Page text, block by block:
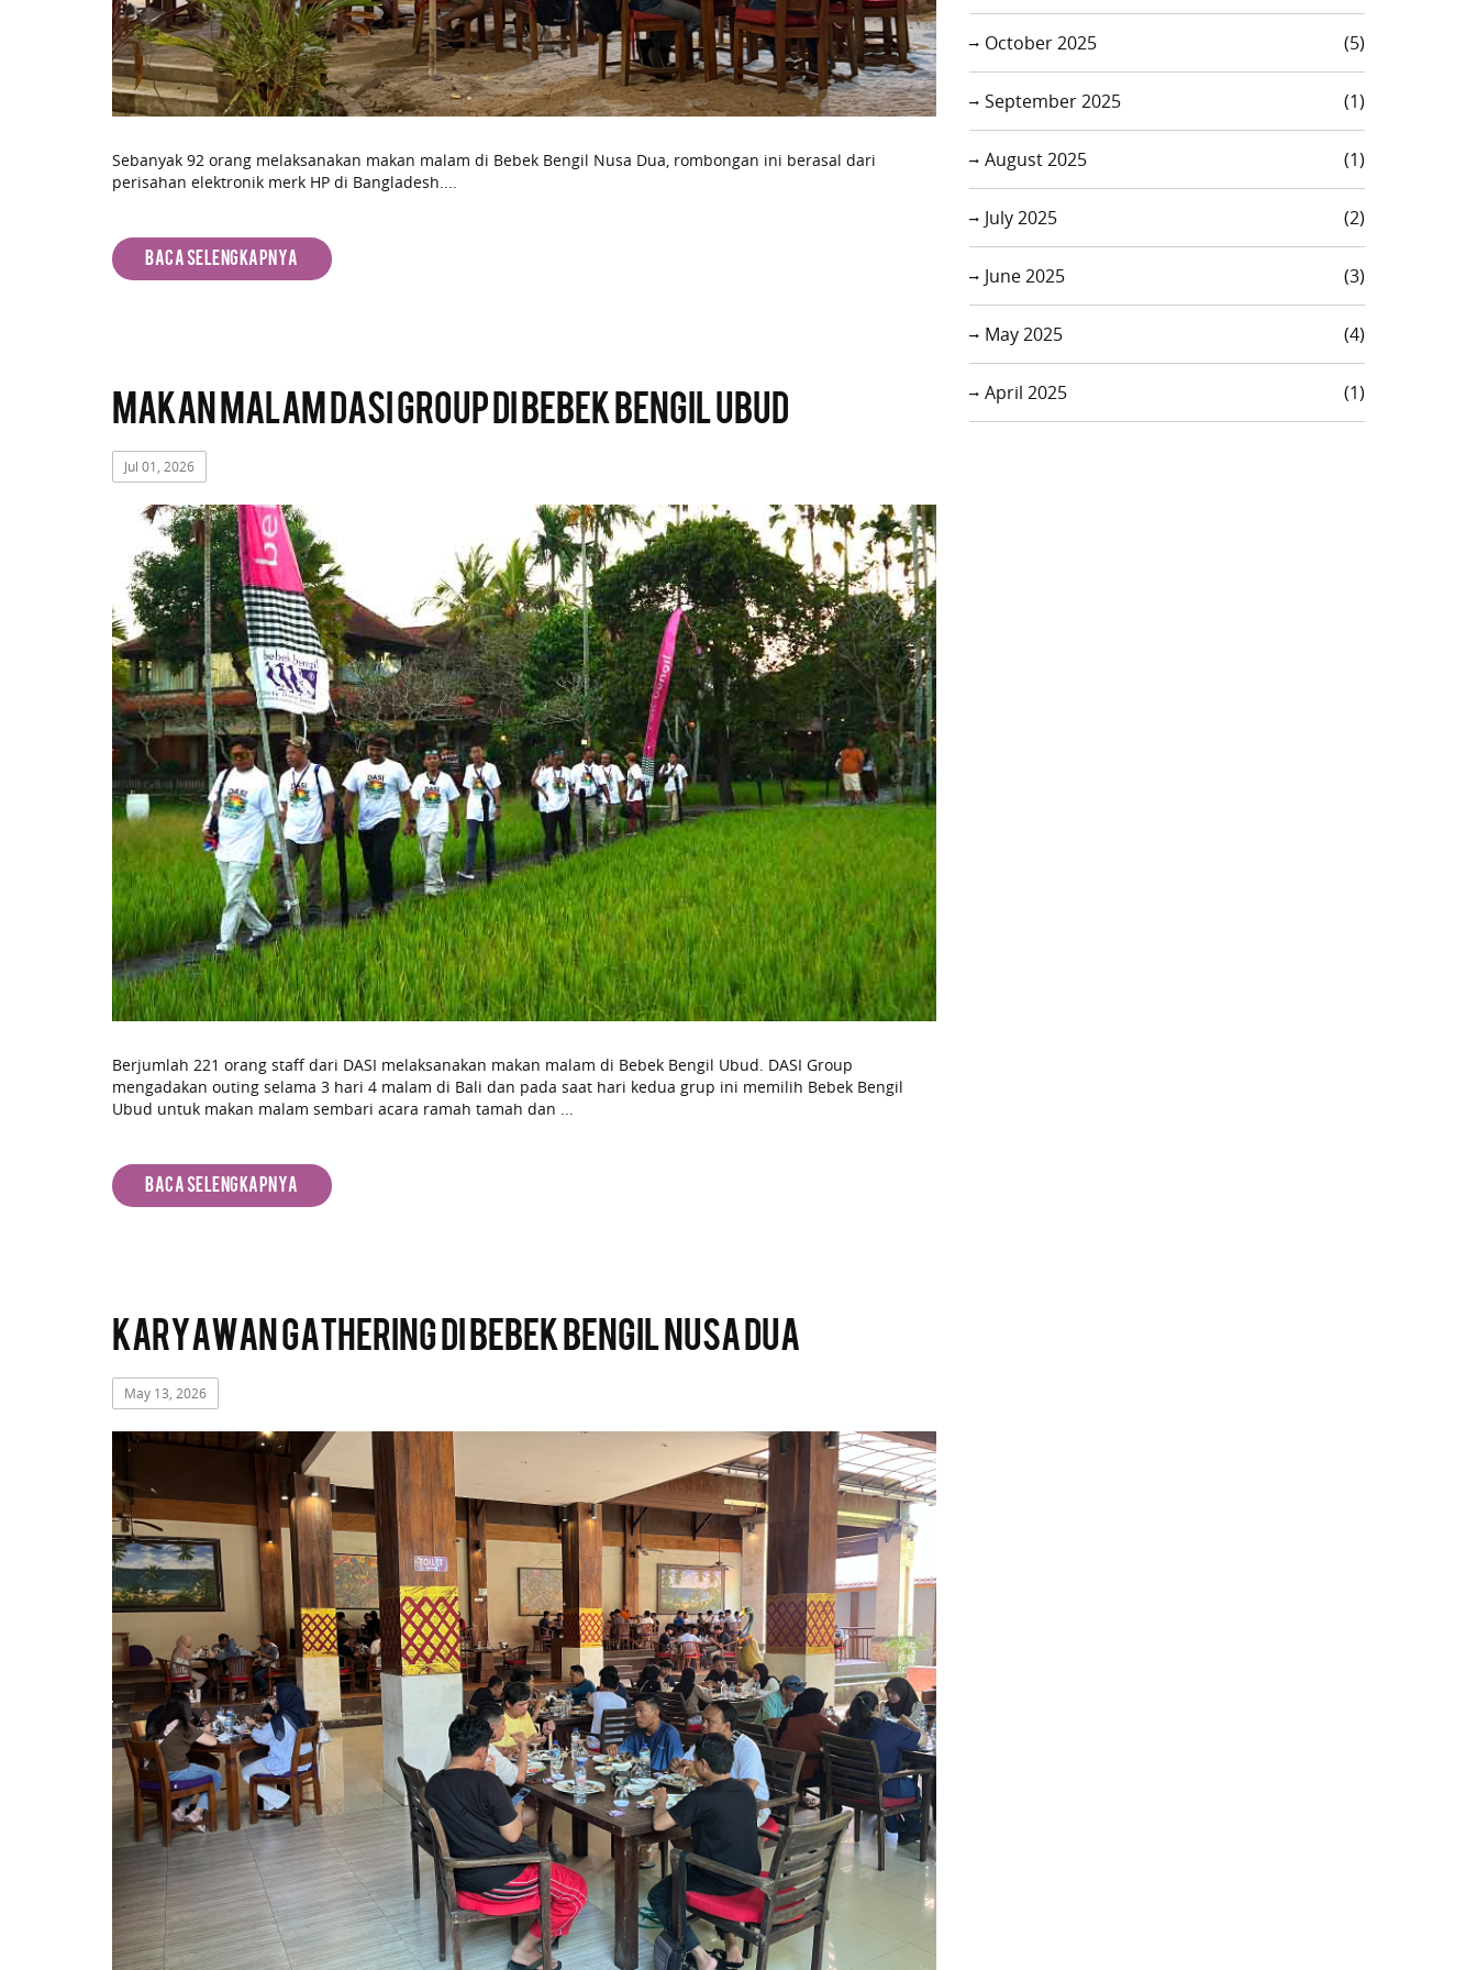
Sebanyak 92 orang melaksanakan makan malam di Bebek Bengil Nusa Dua, rombongan ini berasal dari
perisahan elektronik merk HP di Bangladesh....
Baca Selengkapnya
Makan Malam DASI Group di Bebek Bengil Ubud
Jul 01, 2026
Berjumlah 221 orang staff dari DASI melaksanakan makan malam di Bebek Bengil Ubud. DASI Group
mengadakan outing selama 3 hari 4 malam di Bali dan pada saat hari kedua grup ini memilih Bebek Bengil
Ubud untuk makan malam sembari acara ramah tamah dan ...
Baca Selengkapnya
Karyawan Gathering di Bebek Bengil Nusa Dua
May 13, 2026
October 2025 (5)
September 2025 (1)
August 2025 (1)
July 2025 (2)
June 2025 (3)
May 2025 (4)
April 2025 (1)